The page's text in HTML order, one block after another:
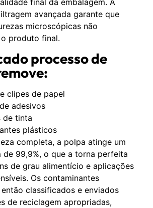
final da embalagem. A
avançada garante que
microscópicas não
produto final.
processo de
clipes de papel
adesivos
de tinta
plásticos
completa, a polpa atinge um
de 99,9%, o que a torna perfeita
de grau alimentício e aplicações
Os contaminantes
classificados e enviados
de reciclagem apropriadas,